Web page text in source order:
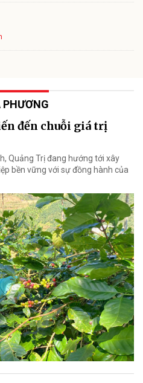
đến chuỗi giá trị
Quảng Trị đang hướng tới xây
bền vững với sự đồng hành của